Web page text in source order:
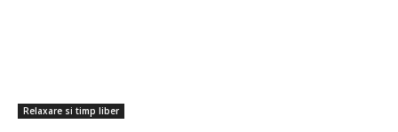
Relaxare si timp liber